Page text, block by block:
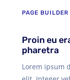
PAGE BUILDER
Proin eu
pharetra
Lorem ipsum